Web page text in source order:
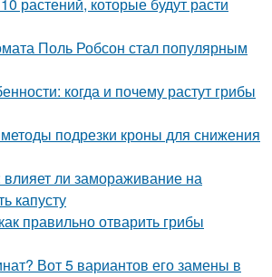
Поль Робсон стал популярным
когда и почему растут грибы
подрезки кроны для снижения
ли замораживание на
капусту
правильно отварить грибы
Вот 5 вариантов его замены в